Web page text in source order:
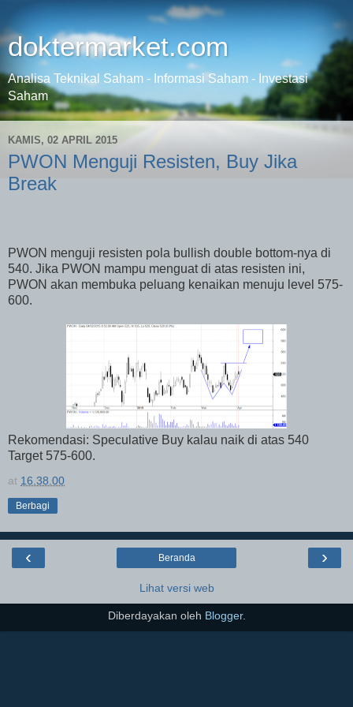
doktermarket.com
Analisa Teknikal Saham - Informasi Saham - Investasi
Saham
KAMIS, 02 APRIL 2015
PWON Menguji Resisten, Buy Jika
Break
PWON menguji resisten pola bullish double bottom-nya di
540. Jika PWON mampu menguat di atas resisten ini,
PWON akan membuka peluang kenaikan menuju level 575-
600.
Rekomendasi: Speculative Buy kalau naik di atas 540
Target 575-600.
at 16.38.00
Berbagi
‹ ›
Beranda
Lihat versi web
Diberdayakan oleh Blogger.